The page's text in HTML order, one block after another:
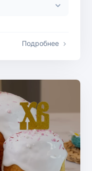
Подробнее